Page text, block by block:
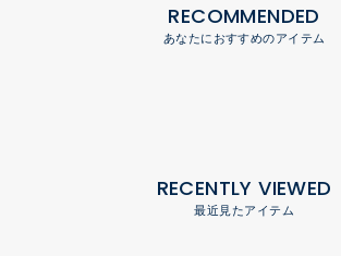
RECOMMENDED
あなたにおすすめのアイテム
RECENTLY VIEWED
最近見たアイテム